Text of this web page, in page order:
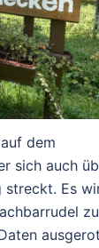
dem
sich auch
streckt. Es